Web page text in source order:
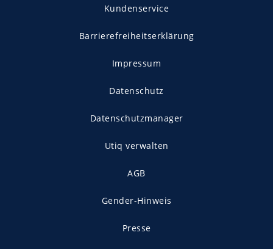
Kundenservice
Barrierefreiheitserklärung
Impressum
Datenschutz
Datenschutzmanager
Utiq verwalten
AGB
Gender-Hinweis
Presse